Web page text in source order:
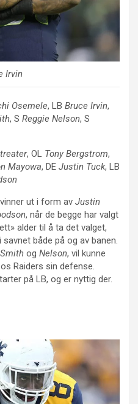
Irvin
Osemele, LB Bruce Irvin,
, S Reggie Nelson, S
, OL Tony Bergstrom,
Mayowa, DE Justin Tuck, LB
ut i form av Justin
, når de begge har valgt
alder til å ta det valget,
både på og av banen.
Smith og Nelson, vil kunne
Raiders sin defense.
på LB, og er nyttig der.